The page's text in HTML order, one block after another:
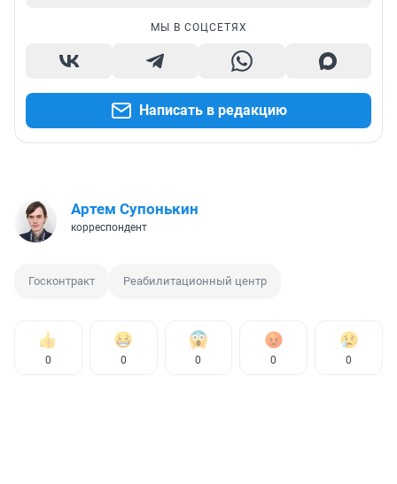
МЫ В СОЦСЕТЯХ
Написать в редакцию
Артем Супонькин
корреспондент
Госконтракт Реабилитационный центр
0 0 0 0 0